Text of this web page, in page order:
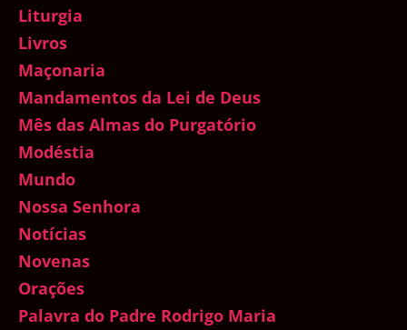
Liturgia
Livros
Maçonaria
Mandamentos da Lei de Deus
Mês das Almas do Purgatório
Modéstia
Mundo
Nossa Senhora
Notícias
Novenas
Orações
Palavra do Padre Rodrigo Maria